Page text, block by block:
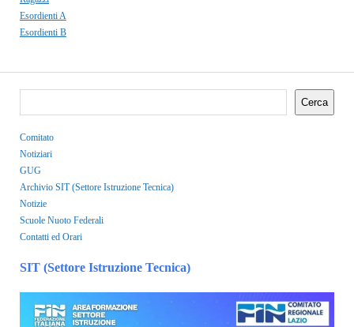
Esordienti A
Esordienti B
Cerca
Comitato
Notiziari
GUG
Archivio SIT (Settore Istruzione Tecnica)
Notizie
Scuole Nuoto Federali
Contatti ed Orari
SIT (Settore Istruzione Tecnica)